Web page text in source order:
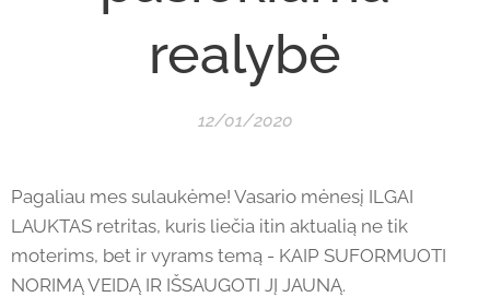
realybė
12/01/2020
Pagaliau mes sulaukėme! Vasario mėnesį ILGAI
LAUKTAS retritas, kuris liečia itin aktualią ne tik
moterims, bet ir vyrams temą - KAIP SUFORMUOTI
NORIMĄ VEIDĄ IR IŠSAUGOTI JĮ JAUNĄ.